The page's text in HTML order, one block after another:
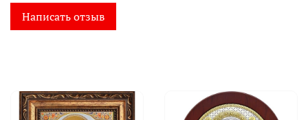
Написать отзыв